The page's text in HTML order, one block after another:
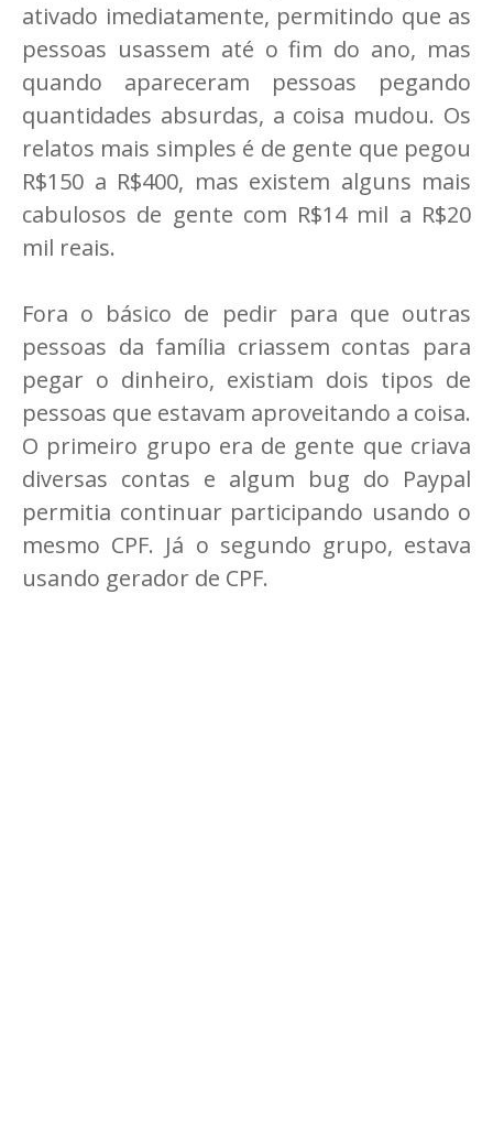
ativado imediatamente, permitindo que as
pessoas usassem até o fim do ano, mas
quando apareceram pessoas pegando
quantidades absurdas, a coisa mudou. Os
relatos mais simples é de gente que pegou
R$150 a R$400, mas existem alguns mais
cabulosos de gente com R$14 mil a R$20
mil reais.
Fora o básico de pedir para que outras
pessoas da família criassem contas para
pegar o dinheiro, existiam dois tipos de
pessoas que estavam aproveitando a coisa.
O primeiro grupo era de gente que criava
diversas contas e algum bug do Paypal
permitia continuar participando usando o
mesmo CPF. Já o segundo grupo, estava
usando gerador de CPF.